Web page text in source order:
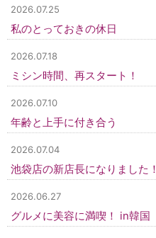
2026.07.25
私のとっておきの休日
2026.07.18
ミシン時間、再スタート！
2026.07.10
年齢と上手に付き合う
2026.07.04
池袋店の新店長になりました！
2026.06.27
グルメに美容に満喫！ in韓国